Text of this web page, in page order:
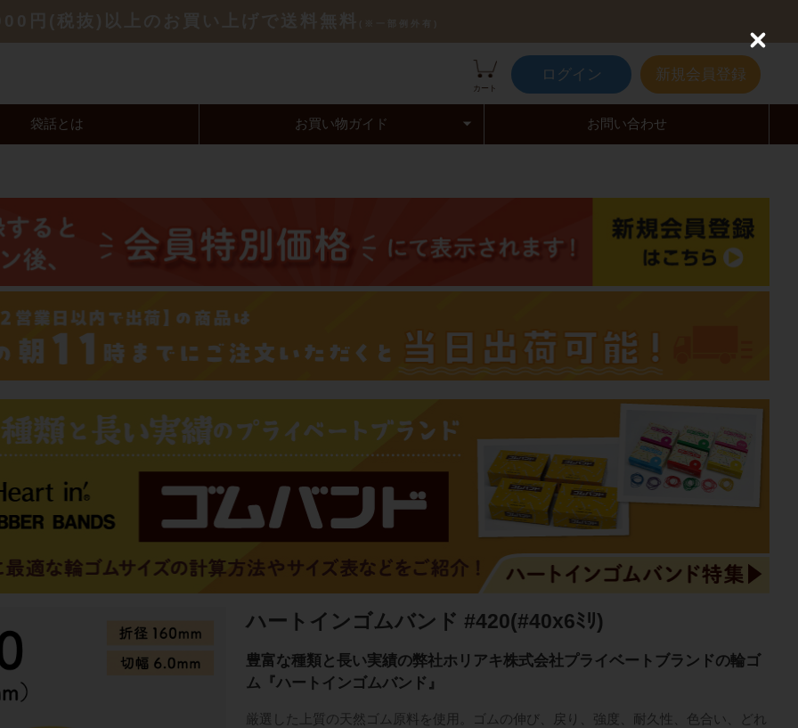
カート
ログイン 新規会員登録
袋話とは お買い物ガイド お問い合わせ
ハートインゴムバンド #420(#40x6ﾐﾘ)
豊富な種類と長い実績の弊社ホリアキ株式会社プライベートブランドの輪ゴ
ム『ハートインゴムバンド』
厳選した上質の天然ゴム原料を使用。ゴムの伸び、戻り、強度、耐久性、色合い、どれ
C
l
o
e